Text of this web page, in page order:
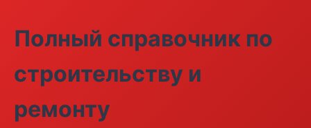
Полный справочник по
строительству и
ремонту